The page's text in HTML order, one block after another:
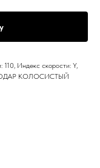
110, Индекс скорости: Y,
КОЛОСИСТЫЙ